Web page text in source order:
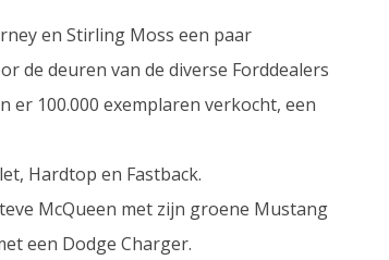
en Stirling Moss een paar
de deuren van de diverse Forddealers
100.000 exemplaren verkocht, een
Hardtop en Fastback.
McQueen met zijn groene Mustang
een Dodge Charger.